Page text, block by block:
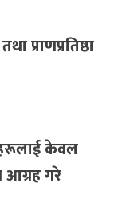
प्राणप्रतिष्ठा
केवल
आग्रह गरे